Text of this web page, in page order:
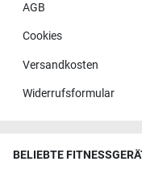
AGB
Cookies
Versandkosten
Widerrufsformular
BELIEBTE